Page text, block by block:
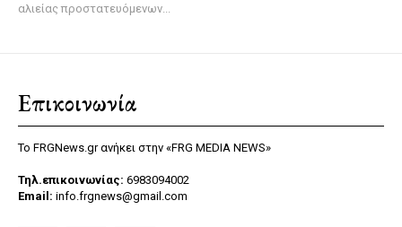
αλιείας προστατευόμενων...
Επικοινωνία
Το FRGNews.gr ανήκει στην «FRG MEDIA NEWS»
Τηλ.επικοινωνίας: 6983094002
Email: info.frgnews@gmail.com